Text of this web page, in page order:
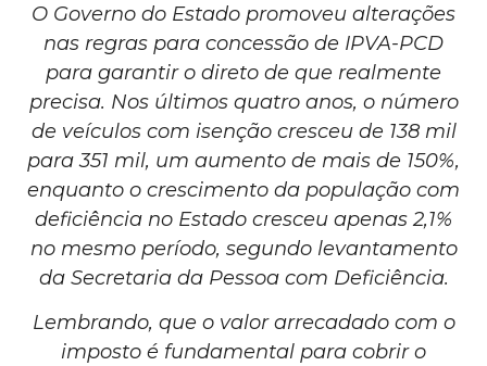
O Governo do Estado promoveu alterações
nas regras para concessão de IPVA-PCD
para garantir o direto de que realmente
precisa. Nos últimos quatro anos, o número
de veículos com isenção cresceu de 138 mil
para 351 mil, um aumento de mais de 150%,
enquanto o crescimento da população com
deficiência no Estado cresceu apenas 2,1%
no mesmo período, segundo levantamento
da Secretaria da Pessoa com Deficiência.
Lembrando, que o valor arrecadado com o
imposto é fundamental para cobrir o